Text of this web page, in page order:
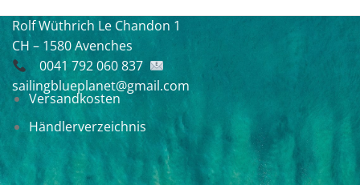
Rolf Wüthrich Le Chandon 1
CH – 1580 Avenches
0041 792 060 837
sailingblueplanet@gmail.com
Versandkosten
Händlerverzeichnis